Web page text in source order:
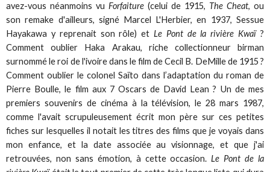
avez-vous néanmoins vuForfaiture (celui de 1915, The Cheat, ou
son remake d'ailleurs, signé Marcel L'Herbier, en 1937, Sessue
Hayakawa y reprenait son rôle) et Le Pont de la rivière Kwaï?
Comment oublier Haka Arakau, riche collectionneur birman
surnommé le roi de l'ivoire dans le film de Cecil B. DeMille de 1915 ?
Comment oublier le colonel Saïto dans l’adaptation du roman de
Pierre Boulle, le film aux 7 Oscars de David Lean ? Un de mes
premiers souvenirs de cinéma à la télévision, le 28 mars 1987,
comme l'avait scrupuleusement écrit mon père sur ces petites
fiches sur lesquelles il notait les titres des films que je voyais dans
mon enfance, et la date associée au visionnage, et que j'ai
retrouvées, non sans émotion, à cette occasion.Le Pont de la